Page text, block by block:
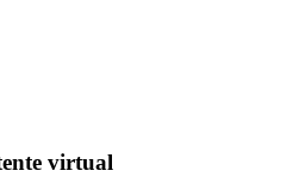
virtual